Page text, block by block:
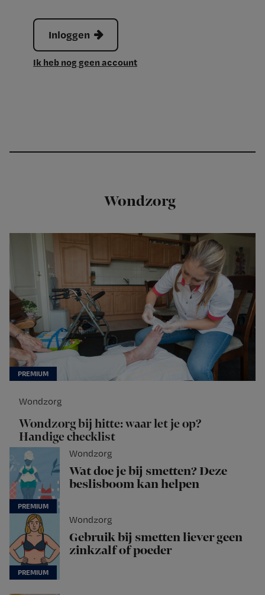
Inloggen
Ik heb nog geen account
Wondzorg
Wondzorg
Wondzorg bij hitte: waar let je op?
Handige checklist
Wondzorg
Wat doe je bij smetten? Deze
beslisboom kan helpen
Wondzorg
Gebruik bij smetten liever geen
zinkzalf of poeder